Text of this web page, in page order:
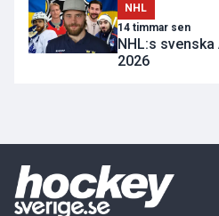
NHL
14 timmar sen
NHL:s
2026